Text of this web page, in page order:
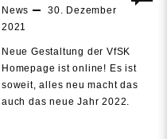
News
30. Dezember
2021
Neue Gestaltung der VfSK
Homepage ist online! Es ist
soweit, alles neu macht das
auch das neue Jahr 2022.